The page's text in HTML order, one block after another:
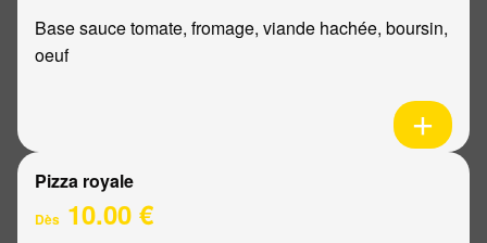
Base sauce tomate, fromage, viande hachée, boursin,
oeuf
Pizza royale
Dès 10.00 €